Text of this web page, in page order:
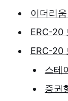
이더리
ERC-20
ERC-20
스테
증권